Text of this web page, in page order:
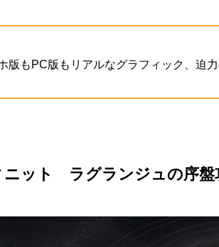
版もPC版もリアルなグラフィック、迫
ニット ラグランジュの序盤